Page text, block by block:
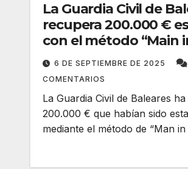
La Guardia Civil de
recupera 200.000 €
con el método “Main
Middle”
6 DE SEPTIEMBRE DE 2025
COMENTARIOS
La Guardia Civil de Baleares
200.000 € que habían sido
mediante el método de “Man